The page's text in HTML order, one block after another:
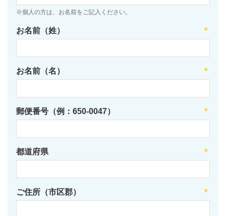
※個人の方は、お名前をご記入ください。
お名前（姓）
お名前（名）
郵便番号（例：650-0047）
都道府県
ご住所（市区郡）